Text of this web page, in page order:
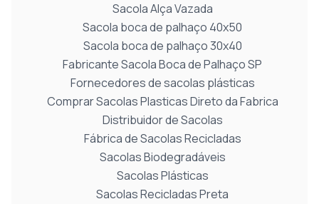
Sacola Alça Vazada
Sacola boca de palhaço 40x50
Sacola boca de palhaço 30x40
Fabricante Sacola Boca de Palhaço SP
Fornecedores de sacolas plásticas
Comprar Sacolas Plasticas Direto da Fabrica
Distribuidor de Sacolas
Fábrica de Sacolas Recicladas
Sacolas Biodegradáveis
Sacolas Plásticas
Sacolas Recicladas Preta